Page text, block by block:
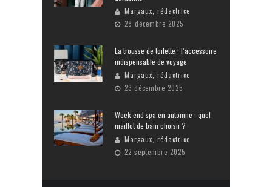
Margaux, rédactrice
28 décembre 2025
La trousse de toilette : l’accessoire
indispensable de voyage
Margaux, rédactrice
23 décembre 2025
Week-end spa en automne : quel
maillot de bain choisir ?
Margaux, rédactrice
22 septembre 2025